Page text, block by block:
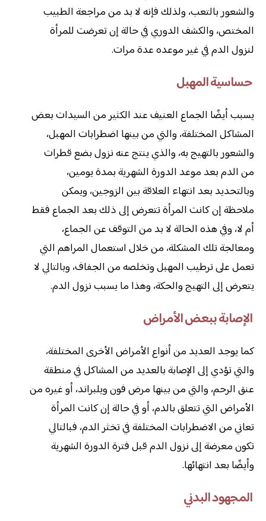
والشعور بالتعب، ولذلك فإنه لا بد من مراجعة الطبيب
المختص، والكشف الدوري في حالة إن تعرضت للمرأة
لنزول الدم في غير موعده عدة مرات.
حساسية المهبل
يسبب أيضًا الجماع العنيف عند الكثير من السيدات بعض
المشاكل المختلفة، والتي من بينها اضطرابات المهبل،
والشعور بالتهيج به، والذي ينتج عنه نزول بضع قطرات
من الدم بعد موعد الدورة الشهرية بمدة يومين،
وبالتحديد بعد انتهاء العلاقة بين الزوجين، ويمكن
ملاحظة إن كانت المرأة تتعرض إلى ذلك بعد الجماع فقط
أم لا، وفي هذه الحالة لا بد من التوقف عن الجماع،
ومعالجة تلك المشكلة، من خلال استعمال المراهم التي
تعمل على ترطيب المهبل وتخلصه من الجفاف، وبالتالي لا
يتعرض إلى التهيج والحكة، وهذا ما يسبب نزول الدم.
الإصابة ببعض الأمراض
كما يوجد العديد من أنواع الأمراض الأخرى المختلفة،
والتي تؤدي إلى الإصابة بالعديد من المشاكل في منطقة
عنق الرحم، والتي من بينها مرض فون ويلبراند، أو غيره من
الأمراض التي تتعلق بالدم، أو في حالة إن كانت المرأة
تعاني من الاضطرابات المختلفة في تخثر الدم، فبالتالي
تكون معرضة إلى نزول الدم قبل فترة الدورة الشهرية
وأيضًا بعد انتهائها.
المجهود البدني